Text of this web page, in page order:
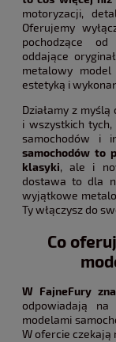
motoryzacji,
Oferujemy
pochodzące od
oddające
metalowy
estetyką i
Działamy z
i wszystkich
samochodów i
samochodów to
klasyki, ale i
dostawa to dla
wyjątkowe
Ty włączysz do
Co
W FajneFury
odpowiadają
modelami
W ofercie czekają